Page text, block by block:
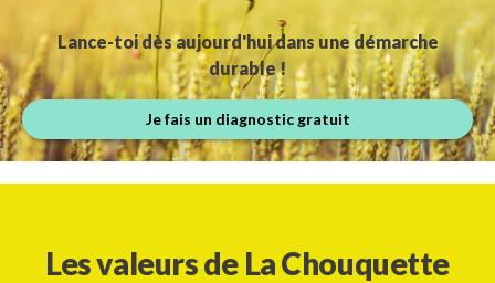
Lance-toi dès aujourd'hui dans une démarche
durable !
Je fais un diagnostic gratuit
Les valeurs de La Chouquette